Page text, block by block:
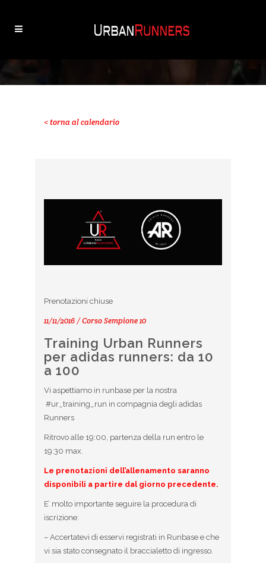
< torna al calendario
Prenotazioni chiuse
11/11/2016 / Corso Sempione 10
Training Urban Runners
per adidas runners: da 10
a 100
Vi aspettiamo in runbase per la nostra
#ur_training_run in compagnia degli adidas
Runners
Ritrovo alle 19:00, partenza della run entro le
19:30 max.
Le prenotazioni dell’allenamento saranno
disponibili a partire dal giorno precedente.
E’ molto importante seguire la procedura di
iscrizione:
– Accertatevi di esservi registrati in Runbase e che
vi sia stato consegnato il braccialetto di ingresso.